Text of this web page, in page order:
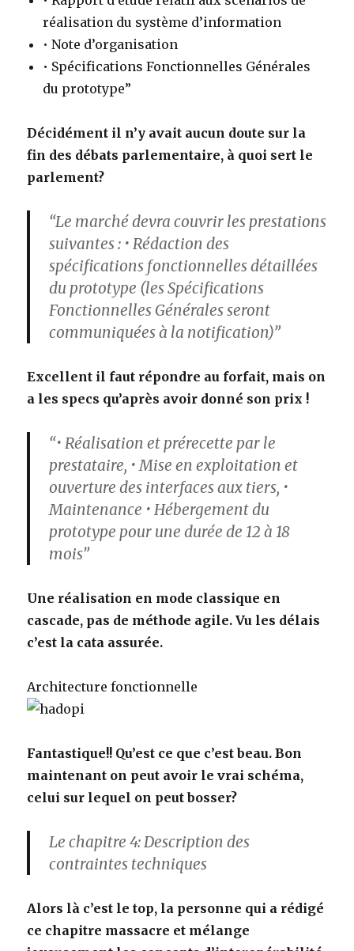
réalisation du système d’information
• Note d’organisation
• Spécifications Fonctionnelles Générales
du prototype”
Décidément il n’y avait aucun doute sur la
fin des débats parlementaire, à quoi sert le
parlement?
“Le marché devra couvrir les prestations
suivantes : • Rédaction des
spécifications fonctionnelles détaillées
du prototype (les Spécifications
Fonctionnelles Générales seront
communiquées à la notification)”
Excellent il faut répondre au forfait, mais on
a les specs qu’après avoir donné son prix !
“• Réalisation et prérecette par le
prestataire, • Mise en exploitation et
ouverture des interfaces aux tiers, •
Maintenance • Hébergement du
prototype pour une durée de 12 à 18
mois”
Une réalisation en mode classique en
cascade, pas de méthode agile. Vu les délais
c’est la cata assurée.
Architecture fonctionnelle
Fantastique!! Qu’est ce que c’est beau. Bon
maintenant on peut avoir le vrai schéma,
celui sur lequel on peut bosser?
Le chapitre 4: Description des
contraintes techniques
Alors là c’est le top, la personne qui a rédigé
ce chapitre massacre et mélange